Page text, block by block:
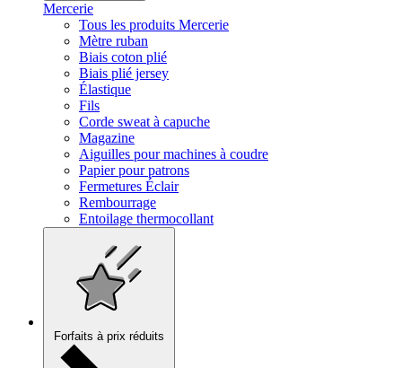
Mercerie
Tous les produits Mercerie
Mètre ruban
Biais coton plié
Biais plié jersey
Élastique
Fils
Corde sweat à capuche
Magazine
Aiguilles pour machines à coudre
Papier pour patrons
Fermetures Éclair
Rembourrage
Entoilage thermocollant
Forfaits à prix réduits